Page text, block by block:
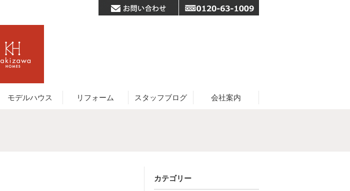
モデルハウス リフォーム スタッフブログ 会社案内
カテゴリー